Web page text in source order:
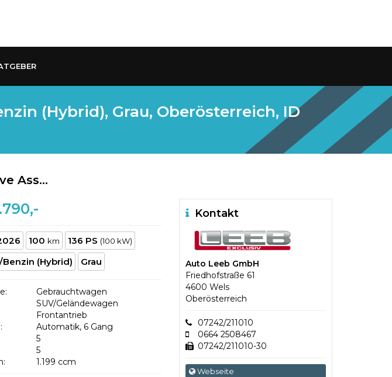
(Hybrid), Grau, Oberösterreich, ID
Ass...
100 km 136 PS (100 kW)
Benzin (Hybrid) Grau
Gebrauchtwagen
SUV/Geländewagen
Frontantrieb
Automatik, 6 Gang
5
5
1.199 ccm
Kontakt
Auto Leeb GmbH
Friedhofstraße 61
4600 Wels
Oberösterreich
07242/211010
0664 2508467
07242/211010-30
Webseite